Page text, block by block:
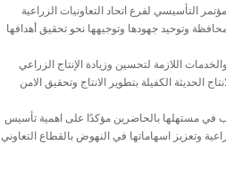
التأسيسي لفرع اتحاد التعاونيات الزراعية
وتوحيد جهودها وتوجيهها نحو تحقيق أهدافها
اللازمة لتحسين وزيادة الإنتاج الزراعي
الحديثة الكفيلة بتطوير الانتاج وتحقيق الامن
في مستهلها بالحاضرين مؤكدًا على اهمية تأسيس
وتعزيز اسهاماتها في النهوض بالقطاع التعاوني